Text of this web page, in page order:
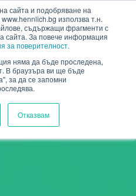
сайта и подобряване на
използва т.н.
съдържащи фрагменти с
сайта. За повече информация
за поверителност.
няма да бъде проследена,
В браузъра ви ще бъде
за да се запомни
Отказвам